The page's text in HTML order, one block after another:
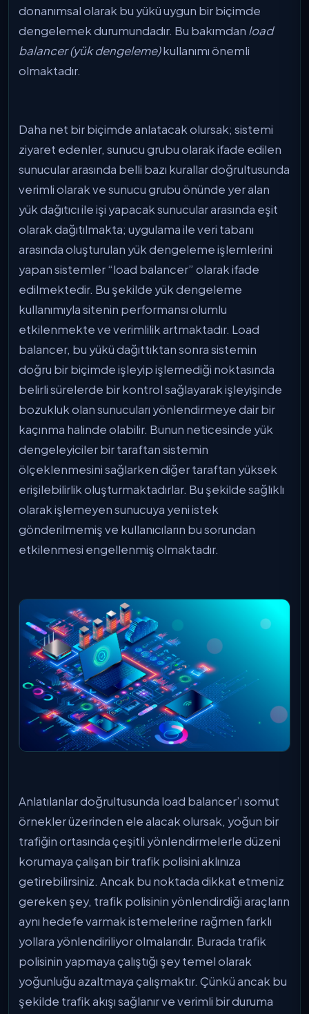
donanımsal olarak bu yükü uygun bir biçimde
dengelemek durumundadır. Bu bakımdan load
balancer (yük dengeleme)kullanımı önemli
olmaktadır.
Daha net bir biçimde anlatacak olursak; sistemi
ziyaret edenler, sunucu grubu olarak ifade edilen
sunucular arasında belli bazı kurallar doğrultusunda
verimli olarak ve sunucu grubu önünde yer alan
yük dağıtıcı ile işi yapacak sunucular arasında eşit
olarak dağıtılmakta; uygulama ile veri tabanı
arasında oluşturulan yük dengeleme işlemlerini
yapan sistemler “load balancer” olarak ifade
edilmektedir. Bu şekilde yük dengeleme
kullanımıyla sitenin performansı olumlu
etkilenmekte ve verimlilik artmaktadır. Load
balancer, bu yükü dağıttıktan sonra sistemin
doğru bir biçimde işleyip işlemediği noktasında
belirli sürelerde bir kontrol sağlayarak işleyişinde
bozukluk olan sunucuları yönlendirmeye dair bir
kaçınma halinde olabilir. Bunun neticesinde yük
dengeleyiciler bir taraftan sistemin
ölçeklenmesini sağlarken diğer taraftan yüksek
erişilebilirlik oluşturmaktadırlar. Bu şekilde sağlıklı
olarak işlemeyen sunucuya yeni istek
gönderilmemiş ve kullanıcıların bu sorundan
etkilenmesi engellenmiş olmaktadır.
Anlatılanlar doğrultusunda load balancer’ı somut
örnekler üzerinden ele alacak olursak, yoğun bir
trafiğin ortasında çeşitli yönlendirmelerle düzeni
korumaya çalışan bir trafik polisini aklınıza
getirebilirsiniz. Ancak bu noktada dikkat etmeniz
gereken şey, trafik polisinin yönlendirdiği araçların
aynı hedefe varmak istemelerine rağmen farklı
yollara yönlendiriliyor olmalarıdır. Burada trafik
polisinin yapmaya çalıştığı şey temel olarak
yoğunluğu azaltmaya çalışmaktır. Çünkü ancak bu
şekilde trafik akışı sağlanır ve verimli bir duruma